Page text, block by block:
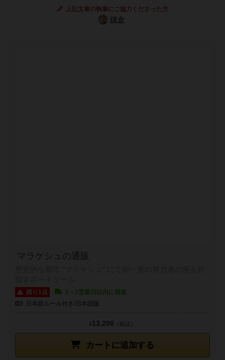
上記文章の執筆にご協力くださった方
鎌倉
マラケシュの通販
残り1点
1～2営業日以内に発送
カートに追加する
¥13,200 （税込）